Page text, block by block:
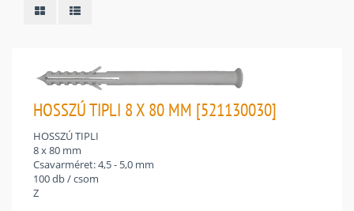
HOSSZÚ TIPLI 8 X 80 MM [521130030]
HOSSZÚ TIPLI
8 x 80 mm
Csavarméret: 4,5 - 5,0 mm
100 db / csom
Z